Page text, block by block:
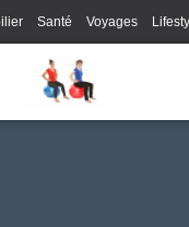
Santé Voyages